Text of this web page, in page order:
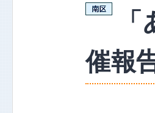
催報